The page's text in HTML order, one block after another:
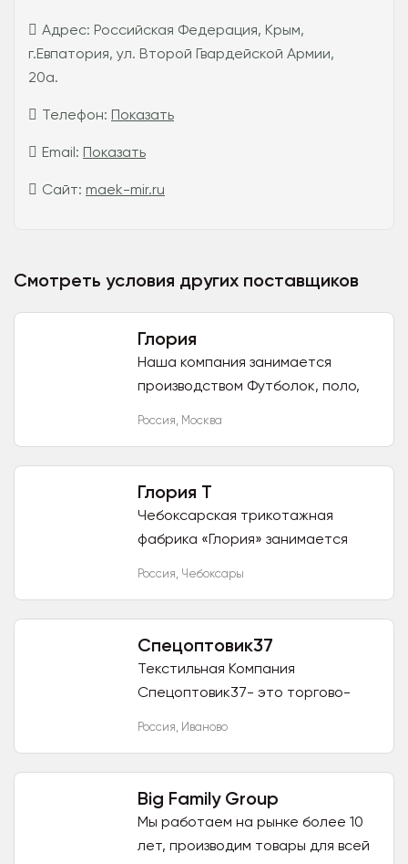
Адрес: Российская Федерация, Крым,
г.Евпатория, ул. Второй Гвардейской Армии,
20а.
Телефон: Показать
Email: Показать
Сайт: maek-mir.ru
Смотреть условия других поставщиков
Глория
Наша компания занимается
производством Футболок, поло,
Россия, Москва
Глория Т
Чебоксарская трикотажная
фабрика «Глория» занимается
цикла: от разработки эскизов до
Россия, Чебоксары
Спецоптовик37
Текстильная Компания
Спецоптовик37- это торгово-
Россия, Иваново
Big Family Group
Мы работаем на рынке более 10
лет, производим товары для всей